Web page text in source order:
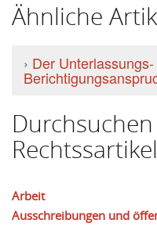
Ähnliche
› Der
Durchsuchen
Rechtssartikel
Arbeit
Ausschreibungen und